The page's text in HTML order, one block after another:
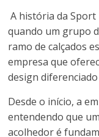
A história da Sport
quando um grupo
ramo de calçados
empresa que
design
Desde o início, a
entendendo que
acolhedor é